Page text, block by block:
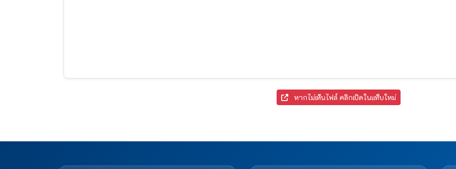
หากไม่เห็นไฟล์ คลิกเปิดในแท็บใหม่